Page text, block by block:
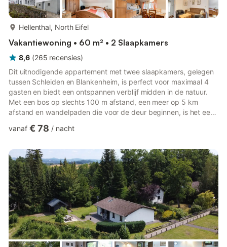
Hellenthal, North Eifel
Vakantiewoning • 60 m² • 2 Slaapkamers
8,6 (265 recensies)
Dit uitnodigende appartement met twee slaapkamers, gelegen
tussen Schleiden en Blankenheim, is perfect voor maximaal 4
gasten en biedt een ontspannen verblijf midden in de natuur.
Met een bos op slechts 100 m afstand, een meer op 5 km
afstand en wandelpaden die voor de deur beginnen, is het een
toegang tot betaalde wellnessfaciliteiten, waaronder een sauna,
ontspannen na een dag vol ontdekkingen. Gasten kunnen
genieten van de gemeenschappelijke tuin en het terras, en er
zijn fietsen te h...
vanaf € 78 / nacht